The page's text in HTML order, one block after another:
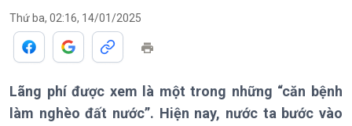
Chính trị
Thế giới
Thứ ba, 02:16, 14/01/2025
Lãng phí được xem là một trong những “căn bệnh
làm nghèo đất nước”. Hiện nay, nước ta bước vào